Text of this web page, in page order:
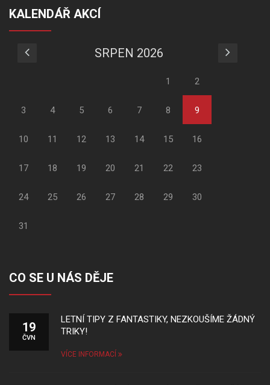
KALENDÁŘ AKCÍ
SRPEN 2026
1 2
3 4 5 6 7 8 9
10 11 12 13 14 15 16
17 18 19 20 21 22 23
24 25 26 27 28 29 30
31
CO SE U NÁS DĚJE
19
ČVN
LETNÍ TIPY Z FANTASTIKY, NEZKOUŠÍME ŽÁDNÝ
TRIKY!
VÍCE INFORMACÍ